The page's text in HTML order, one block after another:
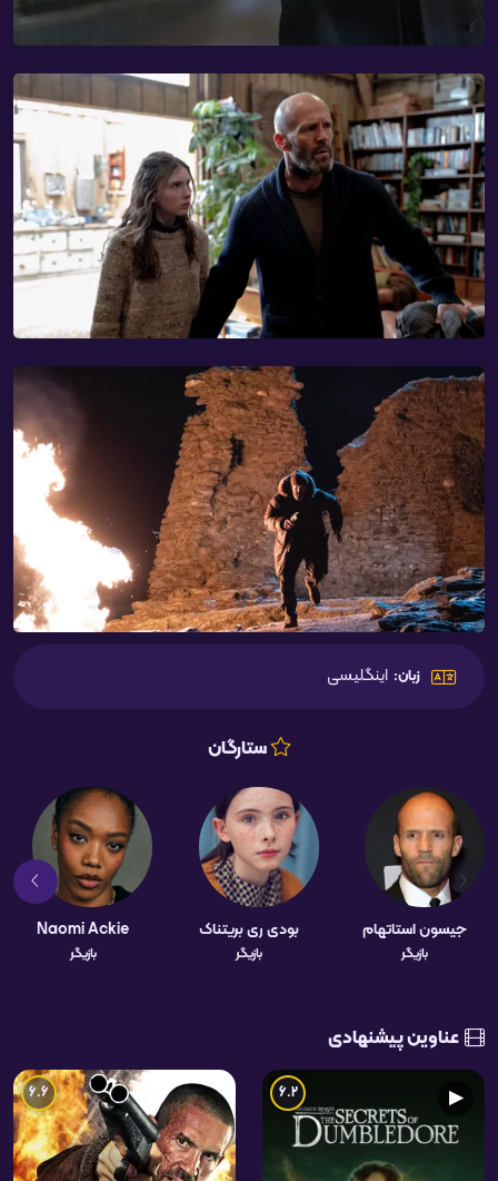
زبان: اینگلیسی
ستارگان
جیسون استاتهام
بازیگر
بودی ری بریتناک
بازیگر
Naomi Ackie
بازیگر
عناوین پیشنهادی
▶
6.2
6.6